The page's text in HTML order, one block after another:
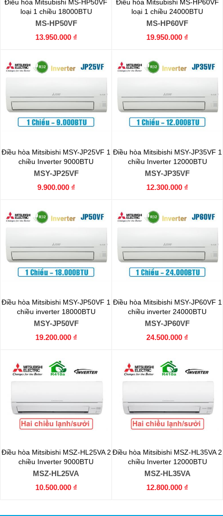
Điều hòa Mitsubishi MS-HP50VF
loại 1 chiều 18000BTU
MS-HP50VF
13.950.000 ₫
Điều hòa Mitsubishi MS-HP60VF
loại 1 chiều 24000BTU
MS-HP60VF
19.950.000 ₫
Điều hòa Mitsibishi MSY-JP25VF 1
chiều Inverter 9000BTU
MSY-JP25VF
9.900.000 ₫
Điều hòa Mitsibishi MSY-JP35VF 1
chiều Inverter 12000BTU
MSY-JP35VF
12.300.000 ₫
Điều hòa Mitsibishi MSY-JP50VF 1
chiều inverter 18000BTU
MSY-JP50VF
19.200.000 ₫
Điều hòa Mitsibishi MSY-JP60VF 1
chiều inverter 24000BTU
MSY-JP60VF
24.500.000 ₫
Điều hòa Mitsibishi MSZ-HL25VA 2
chiều Inverter 9000BTU
MSZ-HL25VA
10.500.000 ₫
Điều hòa Mitsibishi MSZ-HL35VA 2
chiều Inverter 12000BTU
MSZ-HL35VA
12.800.000 ₫